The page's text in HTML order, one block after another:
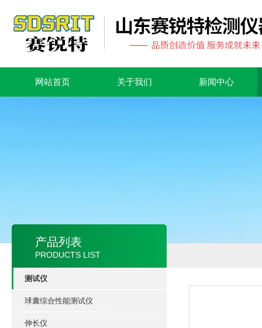
网站首页 关于我们 新闻中心
产品列表
PRODUCTS LIST
测试仪
球囊综合性能测试仪
伸长仪